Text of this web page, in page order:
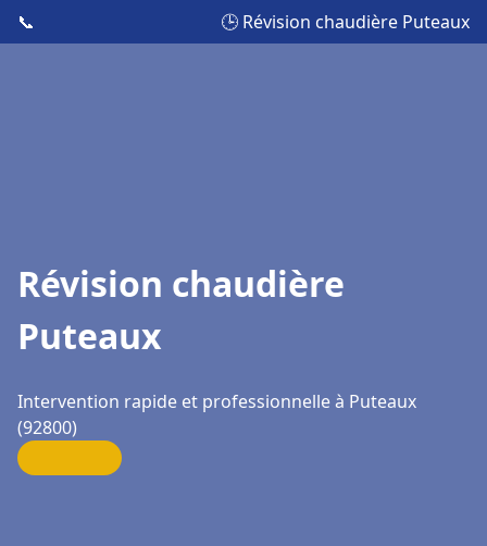
📞 🕒 Révision chaudière Puteaux
Révision chaudière
Puteaux
Intervention rapide et professionnelle à Puteaux
(92800)